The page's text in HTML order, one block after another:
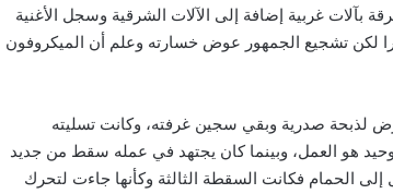
بآلات غربية إضافة إلى الآلات الشرقية وسجل الأغنية
لكن تشجيع الجمهور عوض خسارته وعلم أن الميكروفون
لذبحة صدرية وبقي سجين غرفته، وكانت تسليته
هو العمل، وبينما كان يجتهد في عمله سقط من جديد
إلى الحمام فكانت السقطة الثالثة وكأنها جاءت لتحرك